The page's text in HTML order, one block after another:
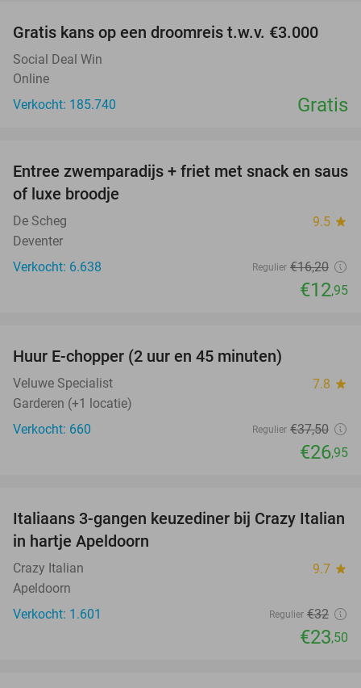
Gratis kans op een droomreis t.w.v. €3.000
Social Deal Win
Online
Verkocht: 185.740
Gratis
20%
Entree zwemparadijs + friet met snack en saus
of luxe broodje
De Scheg 9.5 star
Deventer
Verkocht: 6.638
Regulier €16,20
€12,95
Huur E-chopper (2 uur en 45 minuten)
Veluwe Specialist 7.8 star
Garderen (+1 locatie)
Verkocht: 660
Regulier €37,50
€26,95
27%
Italiaans 3-gangen keuzediner bij Crazy Italian
in hartje Apeldoorn
Crazy Italian 9.7 star
Apeldoorn
Verkocht: 1.601
Regulier €32
€23,50